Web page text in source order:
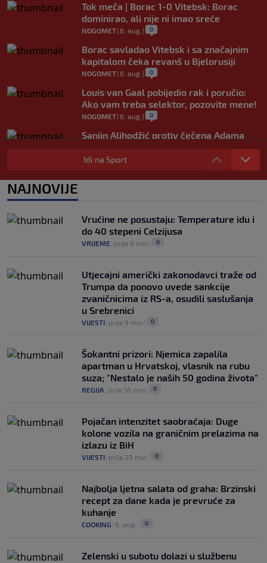
Tok meča | Borac 1-0 Vitebsk: Borac
dominirao, ali nije ni imao sreće
NOGOMET| 6. aug. | 0
Borac savladao Vitebsk i sa značajnim
kapitalom čeka revanš u Bjelorusiji
NOGOMET| 6. aug. | 0
Louis van Gaal pobijedio rak i poručio:
Ako vam treba selektor, pozovite mene!
NOGOMET| 6. aug. | 0
Sanjin Alihodžić protiv čečena Adama
Tadushaeva – borba za WAKO PRO titulu
OSTALI SPORTOVI
Arsenal ostaje praznih ruku: Vinícius
Idi na Sport
NAJNOVIJE
Vrućine ne posustaju: Temperature idu i
do 40 stepeni Celzijusa
VRIJEME prije 9 min 0
Utjecajni američki zakonodavci traže od
Trumpa da ponovo uvede sankcije
zvaničnicima iz RS-a, osudili saslušanja
u Srebrenici
VIJESTI prije 9 min 0
Šokantni prizori: Njemica zapalila
apartman u Hrvatskoj, vlasnik na rubu
suza; "Nestalo je naših 50 godina života"
REGIJA prije 16 min 0
Pojačan intenzitet saobraćaja: Duge
kolone vozila na graničnim prelazima na
izlazu iz BiH
VIJESTI prije 29 min 0
Najbolja ljetna salata od graha: Brzinski
recept za dane kada je prevruće za
kuhanje
COOKING 6. aug. 0
Zelenski u subotu dolazi u službenu